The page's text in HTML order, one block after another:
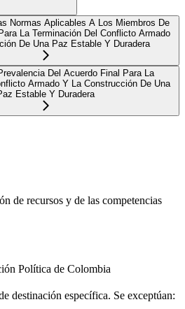
Normas Aplicables A Los Miembros De
La Terminación Del Conflicto Armado
De Una Paz Estable Y Duradera
Del Acuerdo Final Para La
Armado Y La Construcción De Una
Estable Y Duradera
de recursos y de las competencias
Política de Colombia
destinación específica. Se exceptúan: